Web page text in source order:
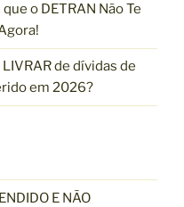
o DETRAN Não Te
de dívidas de
em 2026?
E NÃO